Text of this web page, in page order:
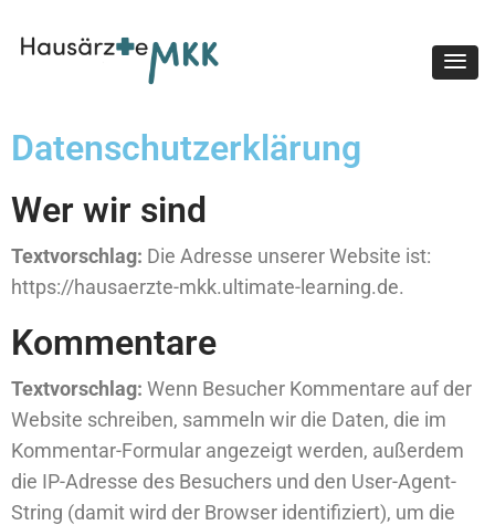
Datenschutzerklärung
Wer wir sind
Textvorschlag: Die Adresse unserer Website ist:
https://hausaerzte-mkk.ultimate-learning.de.
Kommentare
Textvorschlag: Wenn Besucher Kommentare auf der
Website schreiben, sammeln wir die Daten, die im
Kommentar-Formular angezeigt werden, außerdem
die IP-Adresse des Besuchers und den User-Agent-
String (damit wird der Browser identifiziert), um die